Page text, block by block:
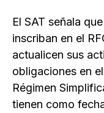
El SAT señala
inscriban en el
actualicen sus
obligaciones en
Régimen
tienen como